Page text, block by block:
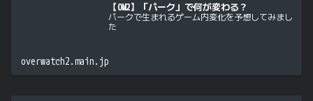
【OW2】「パーク」で何が変わる？
パークで生まれるゲーム内変化を予想してみまし
た
overwatch2.main.jp